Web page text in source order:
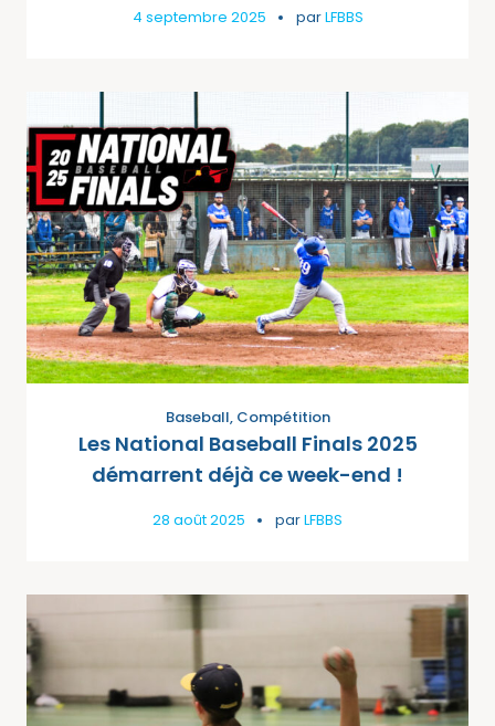
4 septembre 2025 parLFBBS
Baseball, Compétition
Les National Baseball Finals 2025
démarrent déjà ce week-end !
28 août 2025 parLFBBS